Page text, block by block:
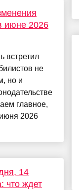
июне 2026
встретил
не
но и
главное,
2026
14
что ждет